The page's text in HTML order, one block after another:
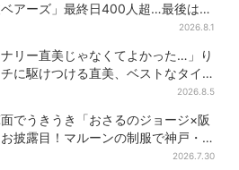
ベアーズ」最終日400人超…最後は
2026.8.1
ナリー直美じゃなくてよかった…」り
に駆けつける直美、ベストなタイ
2026.8.5
でうきうき「おさるのジョージ×阪
披露目！マルーンの制服で神戸・
2026.7.30